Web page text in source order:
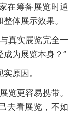
在筹备展览时通
体展示效果。
真实展览完全一
为展览本身？”
原因。
览更容易携带。
去看展览，不如